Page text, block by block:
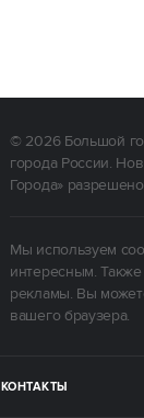
© 2026Большой
города России.
Города»
Мы используем
интересным.
рекламы. Вы
вашего браузера.
КОНТАКТЫ